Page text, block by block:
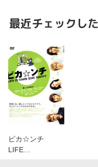
最近チェックし
ピカ☆ンチ
LIFE…